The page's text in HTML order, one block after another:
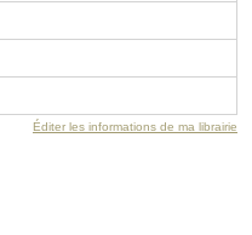
Éditer les informations de ma librairie